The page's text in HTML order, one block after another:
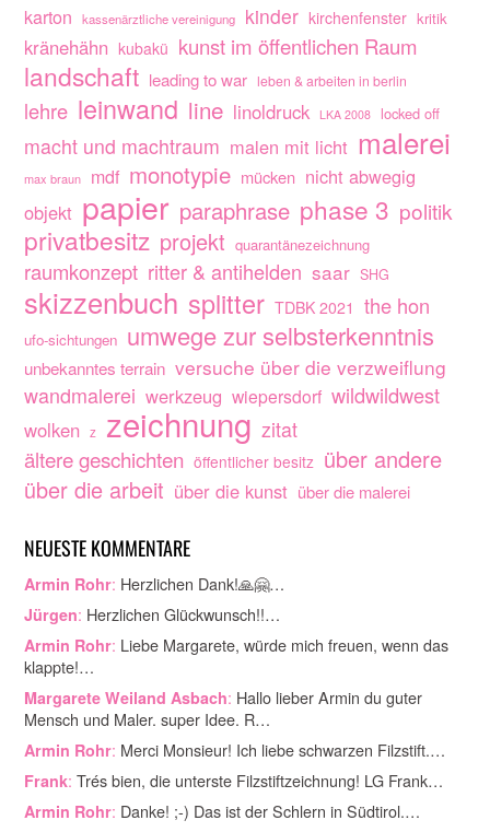
karton kassenärztliche vereinigung kinder kirchenfenster kritik
kränehähn kubakü kunst im öffentlichen Raum
landschaft leading to war leben & arbeiten in berlin
lehre leinwand line linoldruck LKA 2008 locked off
macht und machtraum malen mit licht malerei
max braun mdf monotypie mücken nicht abwegig
objekt papier paraphrase phase 3 politik
privatbesitz projekt quarantänezeichnung
raumkonzept ritter & antihelden saar SHG
skizzenbuch splitter TDBK 2021 the hon
ufo-sichtungen umwege zur selbsterkenntnis
unbekanntes terrain versuche über die verzweiflung
wandmalerei werkzeug wiepersdorf wildwildwest
wolken z zeichnung zitat
ältere geschichten öffentlicher besitz über andere
über die arbeit über die kunst über die malerei
NEUESTE KOMMENTARE
Armin Rohr: Herzlichen Dank!🙏🤗…
Jürgen: Herzlichen Glückwunsch!!…
Armin Rohr: Liebe Margarete, würde mich freuen, wenn das
klappte!…
Margarete Weiland Asbach: Hallo lieber Armin du guter
Mensch und Maler. super Idee. R…
Armin Rohr: Merci Monsieur! Ich liebe schwarzen Filzstift.…
Frank: Trés bien, die unterste Filzstiftzeichnung! LG Frank…
Armin Rohr: Danke! ;-) Das ist der Schlern in Südtirol.…